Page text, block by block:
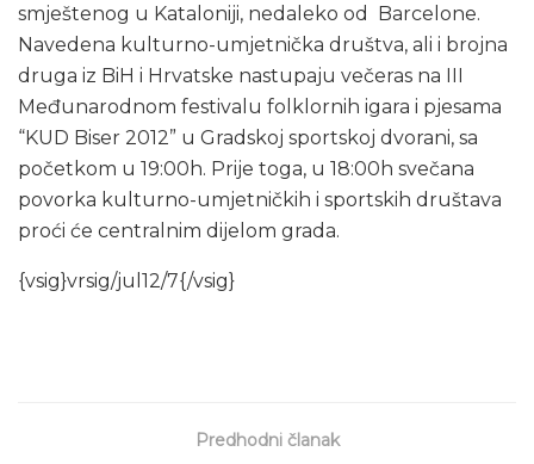
smještenog u Kataloniji, nedaleko od Barcelone.
Navedena kulturno-umjetnička društva, ali i brojna
druga iz BiH i Hrvatske nastupaju večeras na III
Međunarodnom festivalu folklornih igara i pjesama
“KUD Biser 2012” u Gradskoj sportskoj dvorani, sa
početkom u 19:00h. Prije toga, u 18:00h svečana
povorka kulturno-umjetničkih i sportskih društava
proći će centralnim dijelom grada.
{vsig}vrsig/jul12/7{/vsig}
Predhodni članak